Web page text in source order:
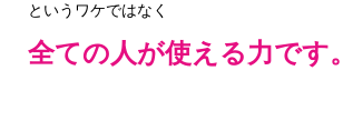
というワケではなく
全ての人が使える力です。